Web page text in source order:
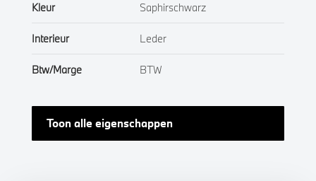
Kleur Saphirschwarz
Interieur Leder
Btw/Marge BTW
Toon alle eigenschappen